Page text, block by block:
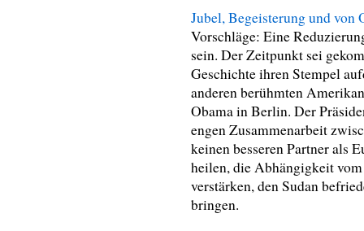
Jubel, Begeisterung und von
Vorschläge: Eine
sein. Der Zeitpunkt sei
Geschichte ihren Stempel
anderen berühmten
Obama in Berlin. Der
engen Zusammenarbeit
keinen besseren Partner als
heilen, die Abhängigkeit
verstärken, den Sudan
bringen.